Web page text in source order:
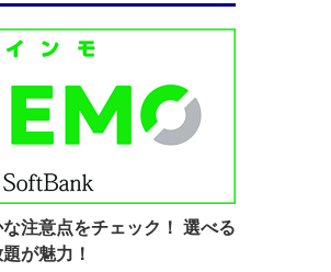
注意点をチェック！ 選べる
が魅力！